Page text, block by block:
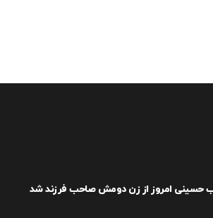
حسینی امروز از زن دومش صاحب فرزند شد